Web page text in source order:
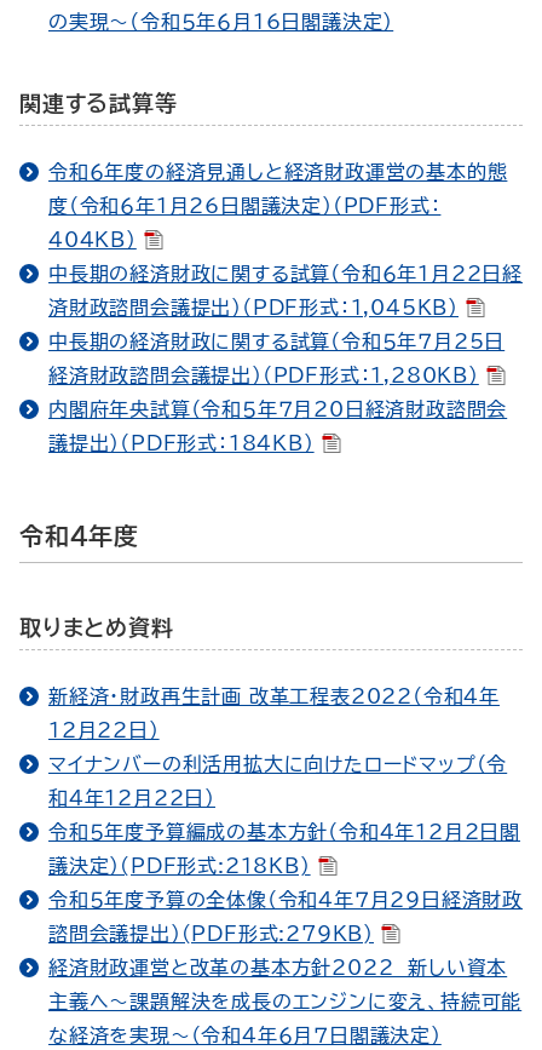
の実現～（令和５年６月16日閣議決定）
関連する試算等
令和６年度の経済見通しと経済財政運営の基本的態
度（令和６年１月26日閣議決定）（PDF形式：
404KB）
中長期の経済財政に関する試算（令和６年１月22日経
済財政諮問会議提出）（PDF形式：1,045KB）
中長期の経済財政に関する試算（令和５年７月25日
経済財政諮問会議提出）（PDF形式：1,280KB）
内閣府年央試算（令和５年７月20日経済財政諮問会
議提出）（PDF形式：184KB）
令和４年度
取りまとめ資料
新経済・財政再生計画 改革工程表2022（令和４年
12月22日）
マイナンバーの利活用拡大に向けたロードマップ（令
和４年12月22日）
令和５年度予算編成の基本方針（令和４年12月２日閣
議決定）(PDF形式:218KB)
令和５年度予算の全体像（令和４年７月29日経済財政
諮問会議提出）(PDF形式:279KB)
経済財政運営と改革の基本方針2022 新しい資本
主義へ～課題解決を成長のエンジンに変え、持続可能
な経済を実現～（令和４年６月７日閣議決定）